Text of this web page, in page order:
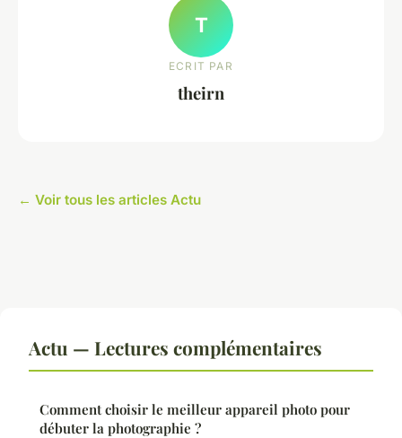
T
ECRIT PAR
theirn
← Voir tous les articles Actu
Actu — Lectures complémentaires
Comment choisir le meilleur appareil photo pour
débuter la photographie ?